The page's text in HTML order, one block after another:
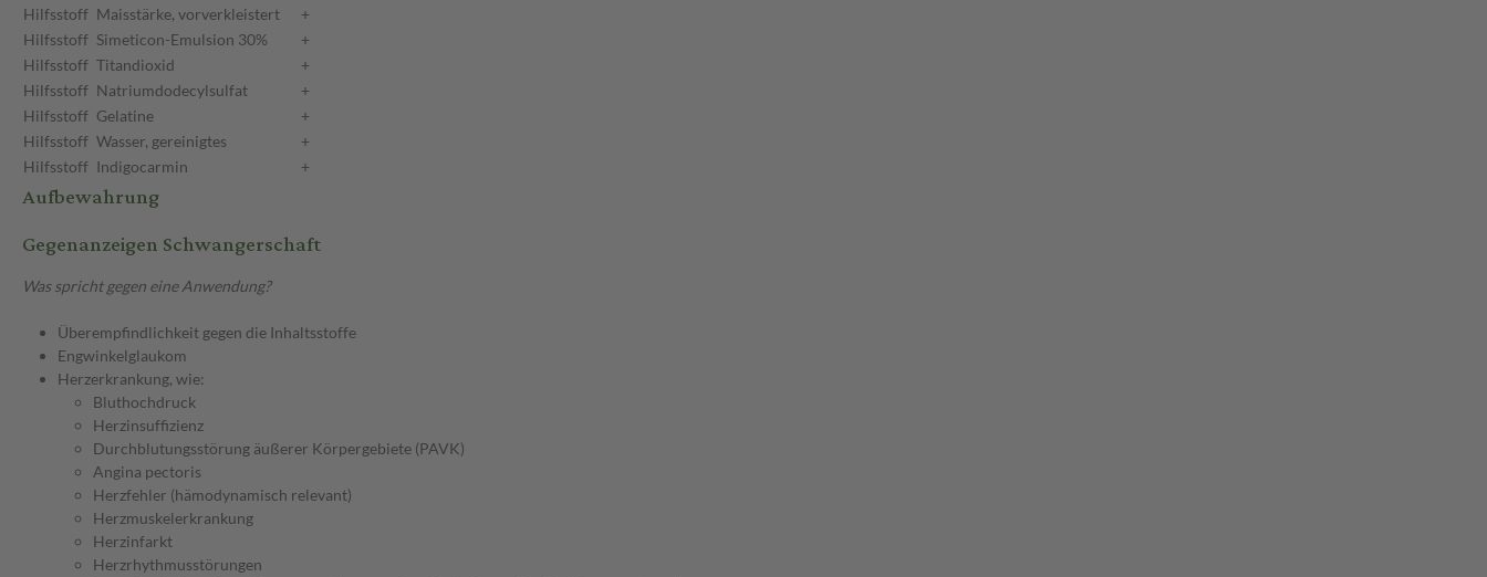
Hilfsstoff Maisstärke, vorverkleistert
+
Hilfsstoff Simeticon-Emulsion 30%
+
Hilfsstoff Titandioxid
+
Hilfsstoff Natriumdodecylsulfat
+
Hilfsstoff Gelatine
+
Hilfsstoff Wasser, gereinigtes
+
Hilfsstoff Indigocarmin +
Aufbewahrung
Gegenanzeigen Schwangerschaft
Was spricht gegen eine Anwendung?
Überempfindlichkeit gegen die Inhaltsstoffe
Engwinkelglaukom
Herzerkrankung, wie:
Bluthochdruck
Herzinsuffizienz
Durchblutungsstörung äußerer Körpergebiete (PAVK)
Angina pectoris
Herzfehler (hämodynamisch relevant)
Herzmuskelerkrankung
Herzinfarkt
Herzrhythmusstörungen